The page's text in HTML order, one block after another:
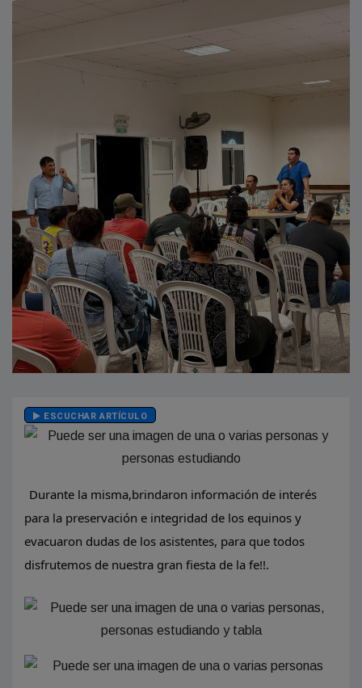
ESCUCHAR ARTÍCULO
Durante la misma,brindaron información de interés
para la preservación e integridad de los equinos y
evacuaron dudas de los asistentes, para que todos
disfrutemos de nuestra gran fiesta de la fe!!.